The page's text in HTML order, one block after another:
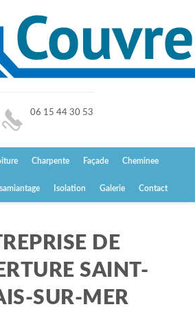
06 15 44 30 53
Charpente Façade Cheminee
Isolation Galerie Contact
DE
SAINT-
SUR-MER